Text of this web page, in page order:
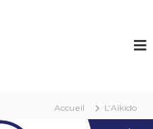
Accueil L’Aïkido